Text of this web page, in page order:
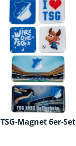
TSG-Magnet 6er-Set